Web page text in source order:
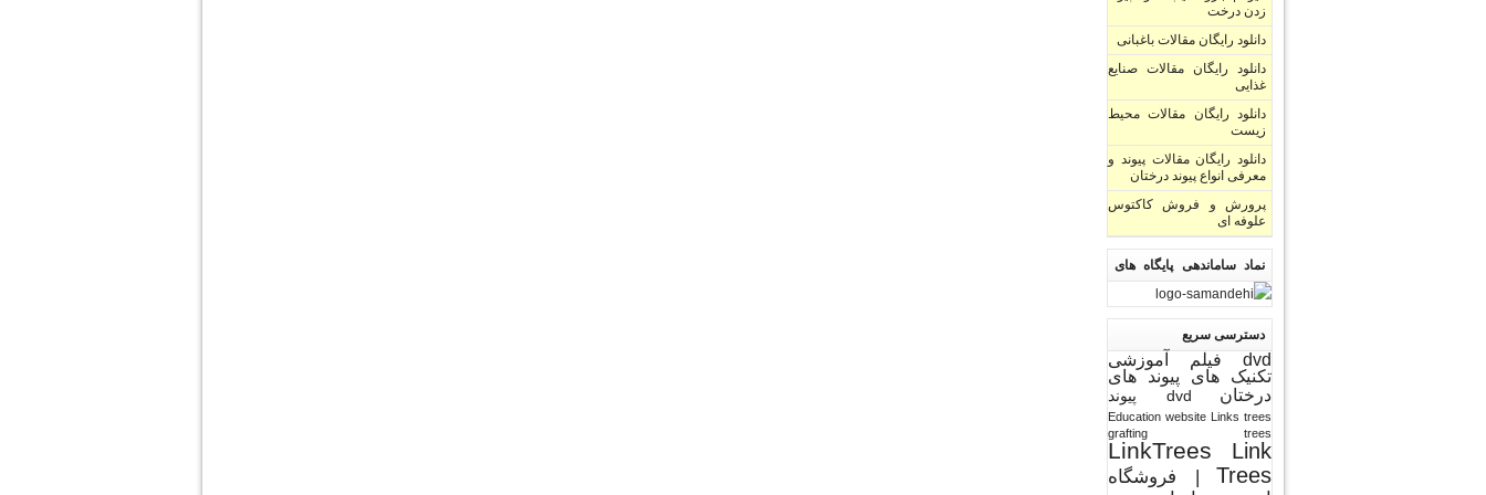
زدن درخت
دانلود رایگان مقالات باغبانی
دانلود رایگان مقالات صنایع
غذایی
دانلود رایگان مقالات محیط
زیست
دانلود رایگان مقالات پیوند و
معرفی انواع پیوند درختان
پرورش و فروش کاکتوس
علوفه ای
نماد ساماندهی پایگاه های
اینترنتی
دسترسی سریع
dvd فیلم آموزشی
تکنیک های پیوند های
درختان
dvd پیوند
Education website Links trees
grafting trees
LinkTrees
Link
Trees
| فروشگاه